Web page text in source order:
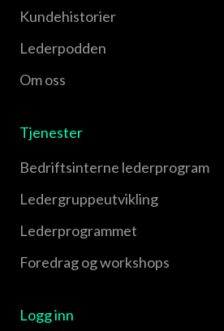
Kundehistorier
Lederpodden
Om oss
Tjenester
Bedriftsinterne lederprogram
Leder­gruppe­utvikling
Leder­programmet
Foredrag og workshops
Logg inn